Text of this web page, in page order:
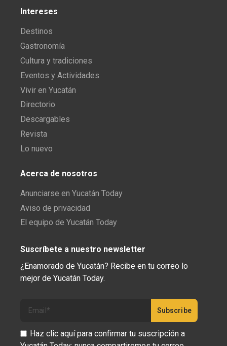
Intereses
Destinos
Gastronomía
Cultura y tradiciones
Eventos y Actividades
Vivir en Yucatán
Directorio
Descargables
Revista
Lo nuevo
Acerca de nosotros
Anunciarse en Yucatán Today
Aviso de privacidad
El equipo de Yucatán Today
Suscríbete a nuestro newsletter
¿Enamorado de Yucatán? Recibe en tu correo lo
mejor de Yucatán Today.
Haz clic aquí para confirmar tu suscripción a